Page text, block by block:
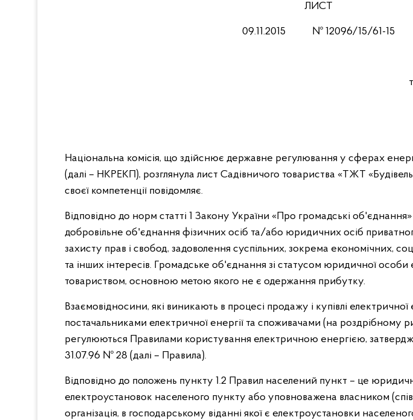
ЛИСТ
09.11.2015 № 12096/15/61-15
Національна комісія, що здійснює державне регулювання у сферах
(далі – НКРЕКП), розглянула лист Садівничого товариства «ТЖТ
своєї компетенції повідомляє.
Відповідно до норм статті 1 Закону України «Про громадські
добровільне об'єднання фізичних осіб та/або юридичних осіб
захисту прав і свобод, задоволення суспільних, зокрема економічних,
та інших інтересів. Громадське об'єднання зі статусом юридичної
товариством, основною метою якого не є одержання прибутку.
Взаємовідносини, які виникають в процесі продажу і купівлі
постачальниками електричної енергії та споживачами (на роздрібному
регулюються Правилами користування електричною енергією,
31.07.96 № 28 (далі – Правила).
Відповідно до положень пункту 1.2 Правил населений пункт – це
електроустановок населеного пункту або уповноважена власником
організація, в господарському віданні якої є електроустановки